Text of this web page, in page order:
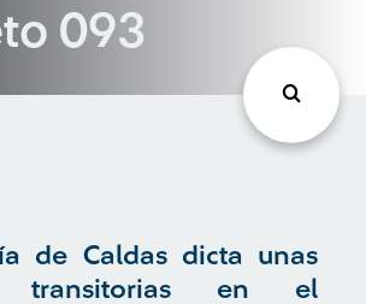
093
de Caldas dicta unas
transitorias en el